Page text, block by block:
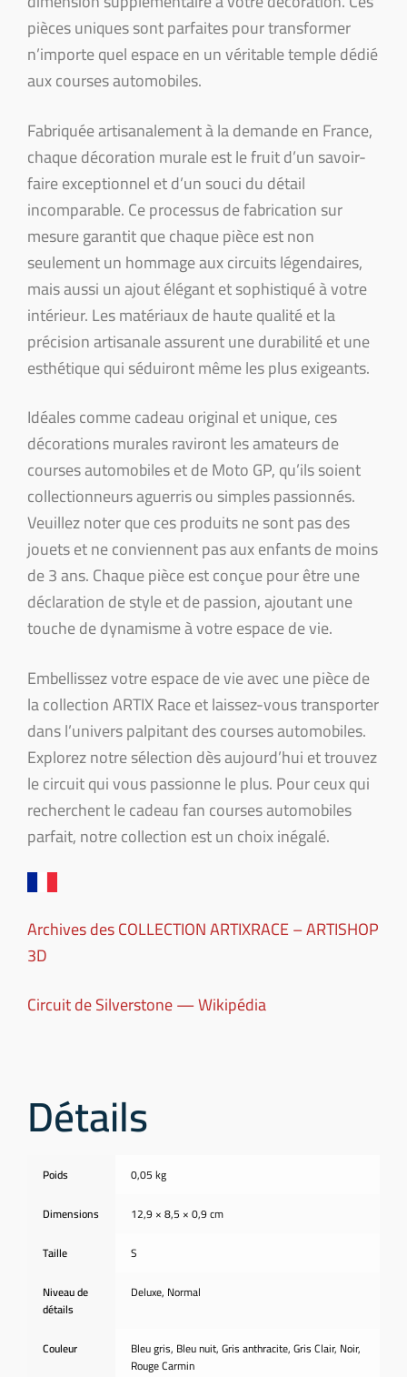
pièces uniques sont parfaites pour transformer
n’importe quel espace en un véritable temple dédié
aux courses automobiles.
Fabriquée artisanalement à la demande en France,
chaque décoration murale est le fruit d’un savoir-
faire exceptionnel et d’un souci du détail
incomparable. Ce processus de fabrication sur
mesure garantit que chaque pièce est non
seulement un hommage aux circuits légendaires,
mais aussi un ajout élégant et sophistiqué à votre
intérieur. Les matériaux de haute qualité et la
précision artisanale assurent une durabilité et une
esthétique qui séduiront même les plus exigeants.
Idéales comme cadeau original et unique, ces
décorations murales raviront les amateurs de
courses automobiles et de Moto GP, qu’ils soient
collectionneurs aguerris ou simples passionnés.
Veuillez noter que ces produits ne sont pas des
jouets et ne conviennent pas aux enfants de moins
de 3 ans. Chaque pièce est conçue pour être une
déclaration de style et de passion, ajoutant une
touche de dynamisme à votre espace de vie.
Embellissez votre espace de vie avec une pièce de
la collection ARTIX Race et laissez-vous transporter
dans l’univers palpitant des courses automobiles.
Explorez notre sélection dès aujourd’hui et trouvez
le circuit qui vous passionne le plus. Pour ceux qui
recherchent le cadeau fan courses automobiles
parfait, notre collection est un choix inégalé.
Archives des COLLECTION ARTIXRACE – ARTISHOP
3D
Circuit de Silverstone — Wikipédia
Détails
Poids
0,05 kg
Dimensions
12,9 × 8,5 × 0,9 cm
Taille
S
Niveau de
détails
Deluxe, Normal
Couleur
Bleu gris, Bleu nuit, Gris anthracite, Gris Clair, Noir,
Rouge Carmin